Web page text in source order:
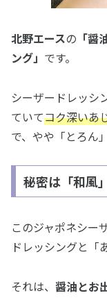
北野エースの 「
ング」 です。
シーザードレッシ
ていてコク深いあ
で、やや「とろん
秘密は「和風
このジャポネシー
ドレッシングと「
それは、 醤油とお